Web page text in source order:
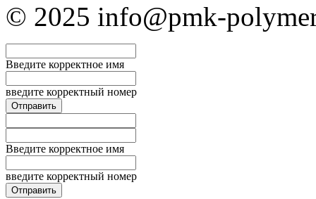
© 2025 info@pmk-
Введите корректное имя
введите корректный номер
Введите корректное имя
введите корректный номер